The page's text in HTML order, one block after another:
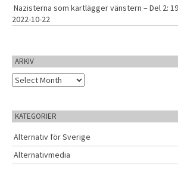
Nazisterna som kartlägger vänstern – Del 2:
2022-10-22
ARKIV
A
r
i
v
KATEGORIER
Alternativ för Sverige
Alternativmedia